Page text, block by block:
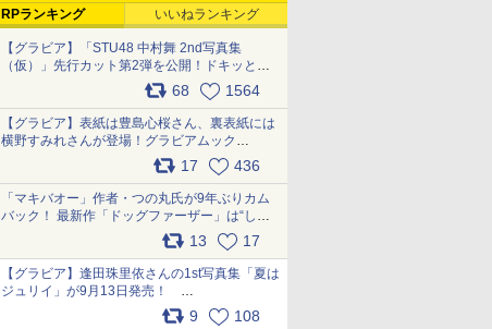
RPランキング いいねランキング
【グラビア】「STU48 中村舞 2nd写真集
（仮）」先行カット第2弾を公開！ドキッとす
るランジェリーカットなど新たな挑戦
68 1564
【グラビア】表紙は豊島心桜さん、裏表紙には
横野すみれさんが登場！グラビアムック
「PARADE」2026夏号が本日発売
17 436
「マキバオー」作者・つの丸氏が9年ぶりカム
バック！ 最新作「ドッグファーザー」は“しゃ
べらない動物”とのリアルな暮らしを描く 「も
うこれ以上の幸せはない」……一緒に暮らす愛
犬たちへ… pic.x.com/hEr88DgVyD
13 17
【グラビア】逢田珠里依さんの1st写真集「夏は
ジュリイ」が9月13日発売！
9 108